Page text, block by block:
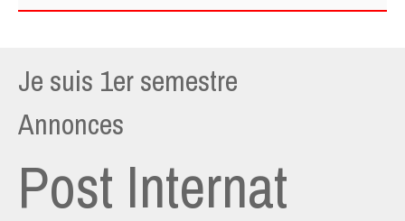
Je suis 1er semestre
Annonces
Post Internat